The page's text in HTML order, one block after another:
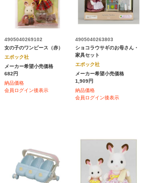
4905040269102
女の子のワンピース（赤）
エポック社
メーカー希望小売価格
682円
納品価格
会員ログイン後表示
4905040263803
ショコラウサギのお母さん・
家具セット
エポック社
メーカー希望小売価格
1,909円
納品価格
会員ログイン後表示